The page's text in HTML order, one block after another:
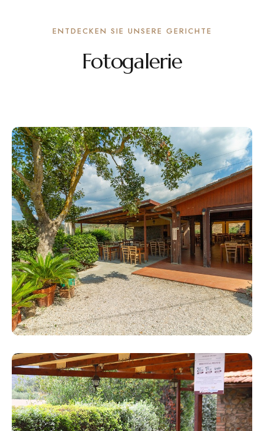
ENTDECKEN SIE UNSERE GERICHTE
Fotogalerie